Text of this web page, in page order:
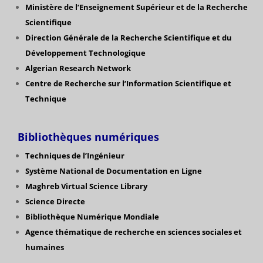
Ministère de l’Enseignement Supérieur et de la Recherche
Scientifique
Direction Générale de la Recherche Scientifiqueet du
Développement Technologique
Algerian Research Network
Centre de Recherche sur l’Information Scientifique et
Technique
Bibliothèques numériques
Techniques de l’Ingénieur
Système National de Documentation en Ligne
Maghreb Virtual Science Library
Science Directe
Bibliothèque Numérique Mondiale
Agence thématique de recherche en sciences sociales et
humaines